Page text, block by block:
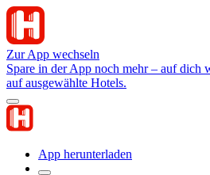
Zur App wechseln
Spare in der App noch mehr – auf dich
auf ausgewählte Hotels.
App herunterladen